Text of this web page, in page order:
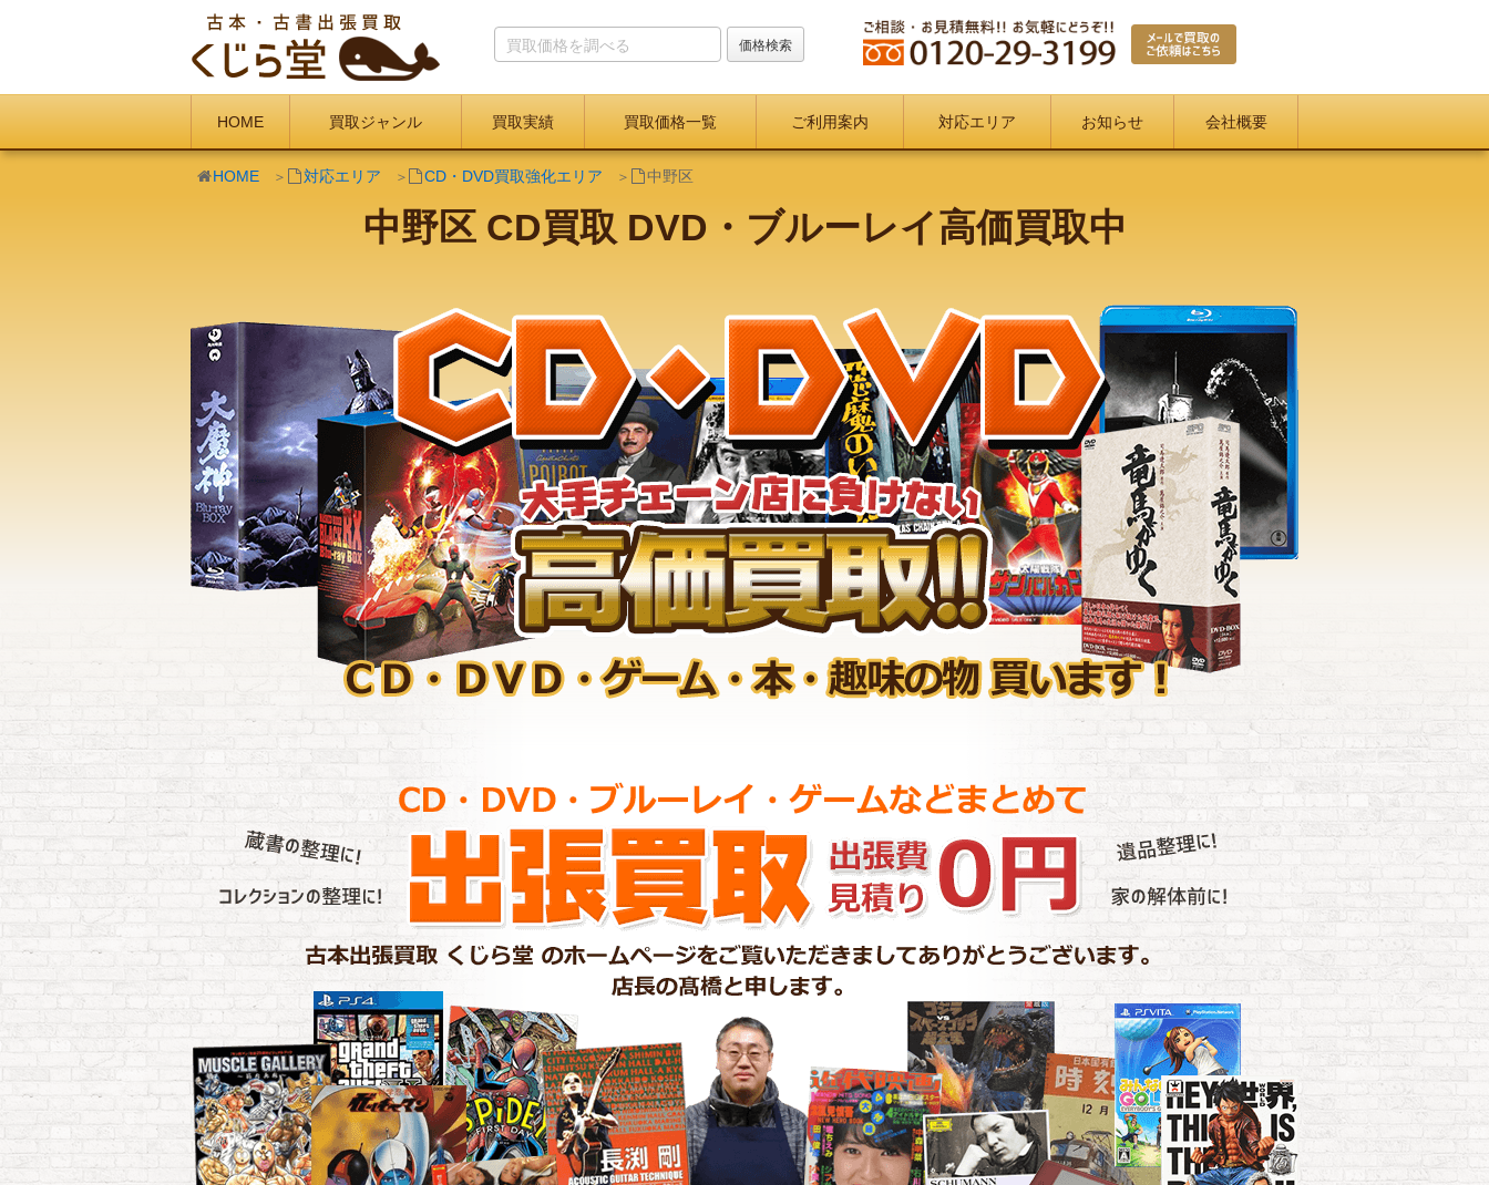
HOME 買取ジャンル 買取実績 買取価格一覧 ご利用案内 対応エリア お知らせ 会社概要
HOME 対応エリア CD・DVD買取強化エリア 中野区
中野区 CD買取 DVD・ブルーレイ高価買取中